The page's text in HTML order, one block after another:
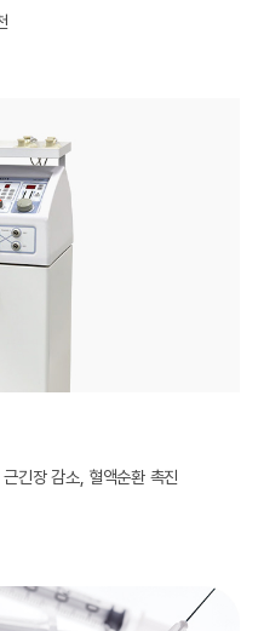
긴장 감소, 혈액순환 촉진